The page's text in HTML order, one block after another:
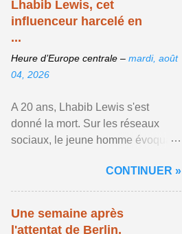
Lhabib Lewis, cet
influenceur harcelé en
...
Heure d’Europe centrale – mardi, août
04, 2026
A 20 ans, Lhabib Lewis s'est
donné la mort. Sur les réseaux
sociaux, le jeune homme évoquait
santé mentale, sa sexualité et
Afficher l'article ...
CONTINUER »
Une semaine après
l'attentat de Berlin,